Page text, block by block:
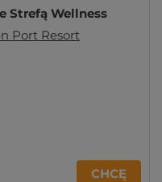
Strefą Wellness
Port Resort
CHCĘ